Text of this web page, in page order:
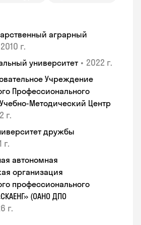
аграрный
2010 г.
университет • 2022 г.
Учреждение
Профессионального
Методический Центр
г.
дружбы
г.
автономная
организация
профессионального
(ОАНО ДПО
г.